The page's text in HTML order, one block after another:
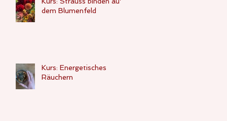
dem Blumenfeld
Kurs: Energetisches
Räuchern